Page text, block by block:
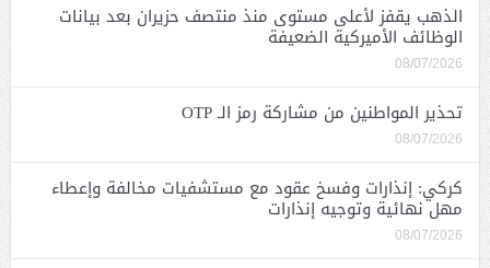
الذهب يقفز لأعلى مستوى منذ منتصف حزيران بعد بيانات
الوظائف الأميركية الضعيفة
08/07/2026
تحذير المواطنين من مشاركة رمز الـ OTP
08/07/2026
كركي: إنذارات وفسخ عقود مع مستشفيات مخالفة وإعطاء
مهل نهائية وتوجيه إنذارات
08/07/2026